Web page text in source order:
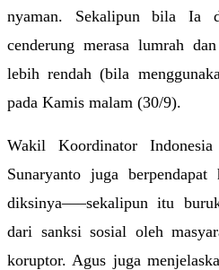
nyaman. Sekalipun bila Ia
cenderung merasa lumrah
lebih rendah (bila
pada Kamis malam (30/9).
Wakil Koordinator
Sunaryanto juga
diksinya–––sekalipun itu
dari sanksi sosial oleh
koruptor. Agus juga